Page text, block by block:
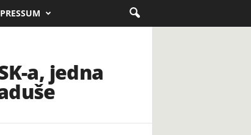
a, jedna